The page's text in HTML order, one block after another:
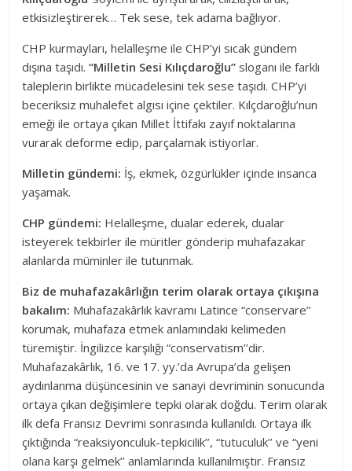
etkisizleştirerek… Tek sese, tek adama bağlıyor.
CHP kurmayları, helalleşme ile CHP’yi sıcak gündem
dışına taşıdı.“Milletin Sesi Kılıçdaroğlu”sloganı ile farklı
taleplerin birlikte mücadelesini tek sese taşıdı. CHP’yi
beceriksiz muhalefet algısı içine çektiler. Kılçdaroğlu’nun
emeği ile ortaya çıkan Millet İttifakı zayıf noktalarına
vurarak deforme edip, parçalamak istiyorlar.
Milletin gündemi: İş, ekmek, özgürlükler içinde insanca
yaşamak.
CHP gündemi: Helalleşme, dualar ederek, dualar
isteyerek tekbirler ile müritler gönderip muhafazakar
alanlarda müminler ile tutunmak.
Biz de muhafazakârlığın terim olarak ortaya çıkışına
bakalım: Muhafazakârlık kavramı Latince “conservare’’
korumak, muhafaza etmek anlamındaki kelimeden
türemiştir. İngilizce karşılığı “conservatism’’dir.
Muhafazakârlık, 16. ve 17. yy.’da Avrupa’da gelişen
aydınlanma düşüncesinin ve sanayi devriminin sonucunda
ortaya çıkan değişimlere tepki olarak doğdu. Terim olarak
ilk defa Fransız Devrimi sonrasında kullanıldı. Ortaya ilk
çıktığında “reaksiyonculuk-tepkicilik’’, “tutuculuk’’ ve “yeni
olana karşı gelmek’’ anlamlarında kullanılmıştır. Fransız